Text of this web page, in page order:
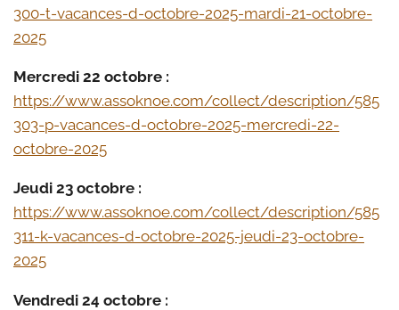
300-t-vacances-d-octobre-2025-mardi-21-octobre-
2025
Mercredi 22 octobre :
https://www.assoknoe.com/collect/description/585
303-p-vacances-d-octobre-2025-mercredi-22-
octobre-2025
Jeudi 23 octobre :
https://www.assoknoe.com/collect/description/585
311-k-vacances-d-octobre-2025-jeudi-23-octobre-
2025
Vendredi 24 octobre :